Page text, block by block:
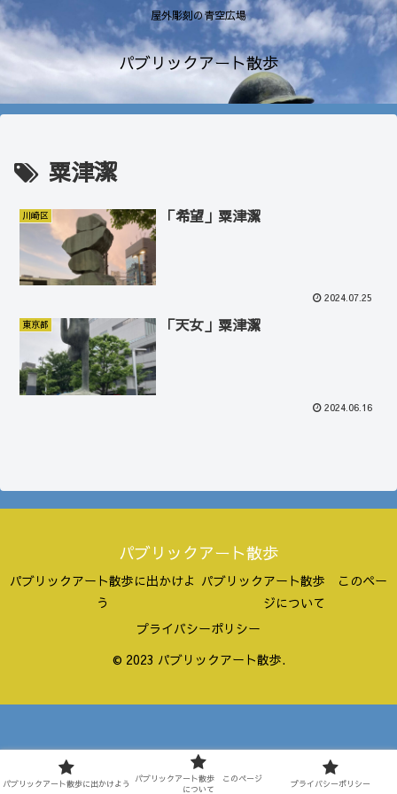
屋外彫刻の青空広場
パブリックアート散歩
粟津潔
川崎区 「希望」粟津潔
2024.07.25
東京都 「天女」粟津潔
2024.06.16
パブリックアート散歩
パブリックアート散歩に出かけよ
う
パブリックアート散歩 このペー
ジについて
プライバシーポリシー
© 2023 パブリックアート散歩.
パブリックアート散歩に出かけよう
パブリックアート散歩 このページ
について
プライバシーポリシー